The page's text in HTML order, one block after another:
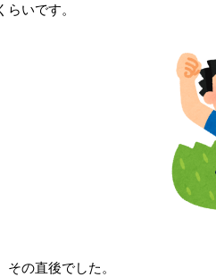
らいです。
その直後でした。